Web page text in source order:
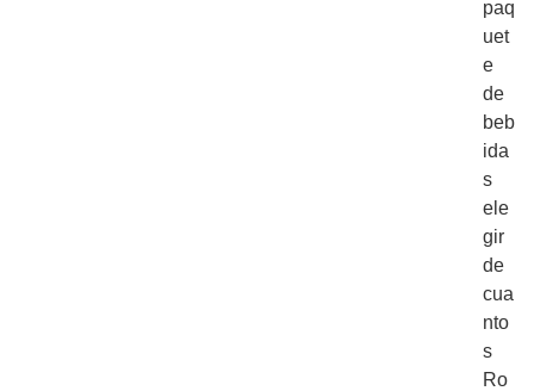
paq
uet
e
de
beb
ida
s
ele
gir
de
cua
nto
s
Ro